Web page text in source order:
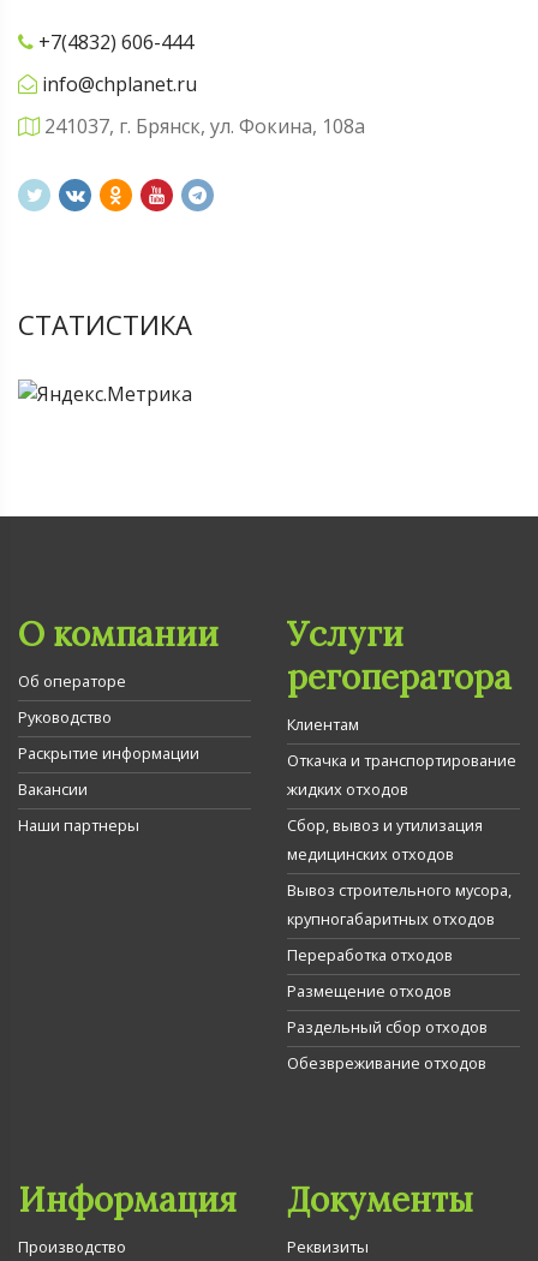
+7(4832) 606-444
info@chplanet.ru
241037, г. Брянск, ул. Фокина, 108а
СТАТИСТИКА
О компании
Об операторе
Руководство
Раскрытие информации
Вакансии
Наши партнеры
Услуги
регоператора
Клиентам
Откачка и транспортирование
жидких отходов
Сбор, вывоз и утилизация
медицинских отходов
Вывоз строительного мусора,
крупногабаритных отходов
Переработка отходов
Размещение отходов
Раздельный сбор отходов
Обезвреживание отходов
Информация
Производство
Документы
Реквизиты